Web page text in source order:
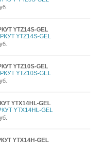
YTZ14S-GEL
YTZ10S-GEL
YTX14HL-GEL
YTX14H-GEL